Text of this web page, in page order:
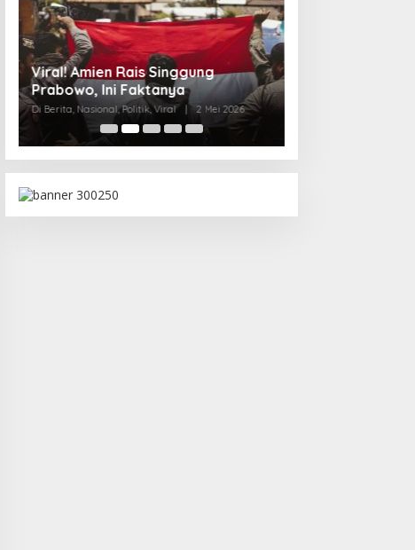
Viral! Amien Rais Singgung
Prabowo, Ini Faktanya
Di Berita, Nasional, Politik, Viral 2 Mei 2026